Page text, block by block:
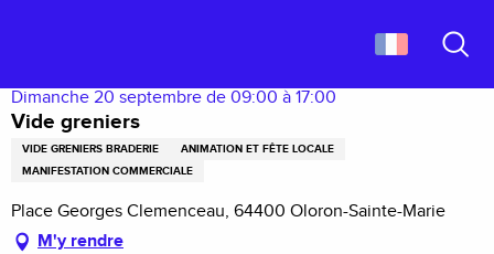
principal
Dimanche 20 septembre de 09:00 à 17:00
Vide greniers
VIDE GRENIERS BRADERIE
ANIMATION ET FÊTE LOCALE
MANIFESTATION COMMERCIALE
Place Georges Clemenceau, 64400 Oloron-Sainte-Marie
M'y rendre